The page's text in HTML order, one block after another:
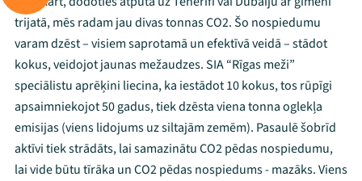
Mana programma
Festivāls
Programma
trijatā, mēs radam jau divas tonnas CO2. Šo nospiedumu
varam dzēst – visiem saprotamā un efektīvā veidā – stādot
kokus, veidojot jaunas mežaudzes. SIA “Rīgas meži”
speciālistu aprēķini liecina, ka iestādot 10 kokus, tos rūpīgi
apsaimniekojot 50 gadus, tiek dzēsta viena tonna oglekļa
emisijas (viens lidojums uz siltajām zemēm). Pasaulē šobrīd
aktīvi tiek strādāts, lai samazinātu CO2 pēdas nospiedumu,
lai vide būtu tīrāka un CO2 pēdas nospiedums - mazāks. Viens